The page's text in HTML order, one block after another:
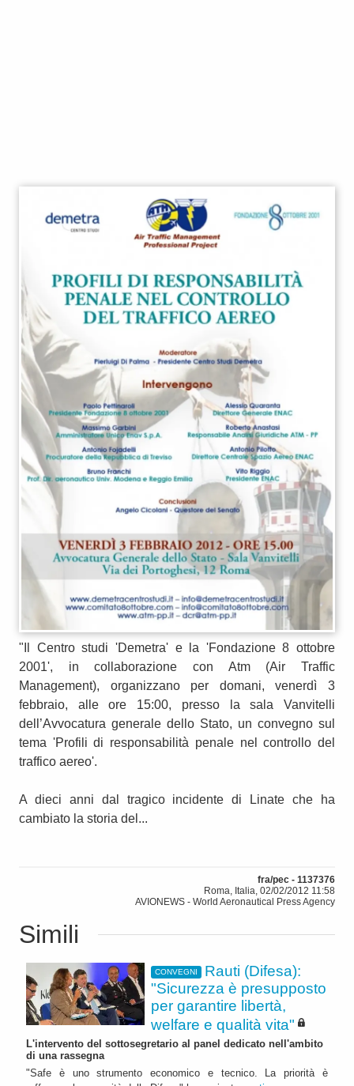
"Il Centro studi 'Demetra' e la 'Fondazione 8 ottobre
2001', in collaborazione con Atm (Air Traffic
Management), organizzano per domani, venerdì 3
febbraio, alle ore 15:00, presso la sala Vanvitelli
dell’Avvocatura generale dello Stato, un convegno sul
tema 'Profili di responsabilità penale nel controllo del
traffico aereo'.
A dieci anni dal tragico incidente di Linate che ha
cambiato la storia del...
fra/pec - 1137376
Roma, Italia, 02/02/2012 11:58
AVIONEWS - World Aeronautical Press Agency
Simili
CONVEGNI
Rauti (Difesa):
"Sicurezza è presupposto
per garantire libertà,
welfare e qualità vita"
L'intervento del sottosegretario al panel dedicato nell'ambito
di una rassegna
"Safe è uno strumento economico e tecnico. La priorità è